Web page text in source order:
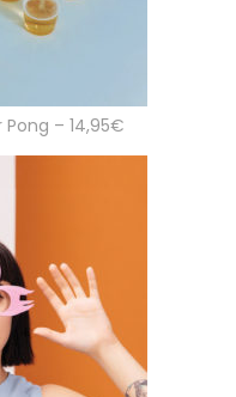
Pong – 14,95€